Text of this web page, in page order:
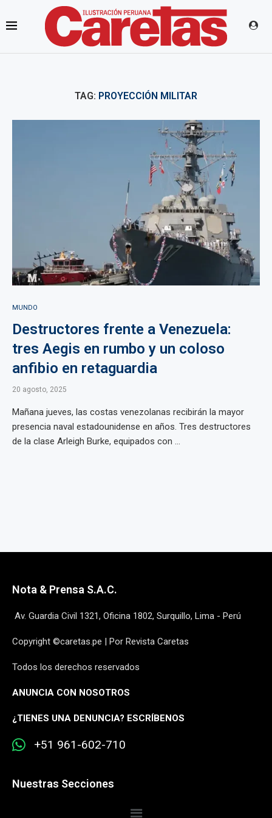
TAG: PROYECCIÓN MILITAR
MUNDO
Destructores frente a Venezuela:
tres Aegis en rumbo y un coloso
anfibio en retaguardia
20 agosto, 2025
Mañana jueves, las costas venezolanas recibirán la mayor
presencia naval estadounidense en años. Tres destructores
de la clase Arleigh Burke, equipados con ...
Nota & Prensa S.A.C.
Av. Guardia Civil 1321, Oficina 1802, Surquillo, Lima - Perú
Copyright ©caretas.pe | Por Revista Caretas
Todos los derechos reservados
ANUNCIA CON NOSOTROS
¿TIENES UNA DENUNCIA? ESCRÍBENOS
+51 961-602-710
Nuestras Secciones